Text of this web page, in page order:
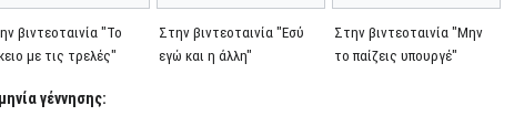
βιντεοταινία "Το
με τις τρελές"
Στην βιντεοταινία "Εσύ
εγώ και η άλλη"
Στην βιντεοταινία "Μην
το παίζεις υπουργέ"
γέννησης: